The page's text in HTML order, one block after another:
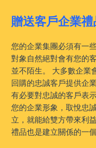
贈送客戶企業
您的企業集團必須有一
對象自然絕對會有您的
並不陌生。 大多數企業
回購的忠誠客戶提供企
有必要對忠誠的客戶表
您的企業形象，取悅忠
立，就能給雙方帶來利
禮品也是建立關係的一